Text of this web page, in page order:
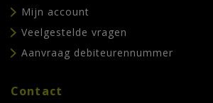
Mijn account
Veelgestelde vragen
Aanvraag debiteurennummer
Contact